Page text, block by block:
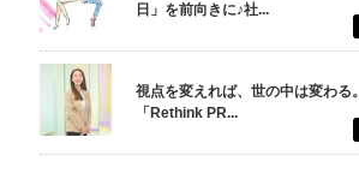
日」を前向きに♪社...
視点を変えれば、世の中は変わる。
「Rethink PR...